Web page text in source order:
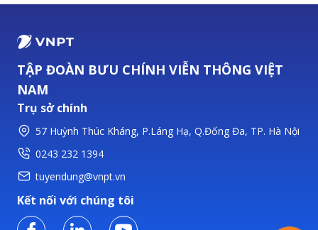
TẬP ĐOÀN BƯU CHÍNH VIỄN THÔNG VIỆT
NAM
Trụ sở chính
57 Huỳnh Thúc Kháng, P.Láng Hạ, Q.Đống Đa, TP. Hà Nội
0243 232 1394
tuyendung@vnpt.vn
Kết nối với chúng tôi